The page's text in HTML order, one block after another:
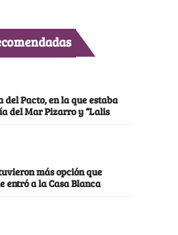
Pacto, en la que estaba
del Mar Pizarro y “Lalis
más opción que
a la Casa Blanca